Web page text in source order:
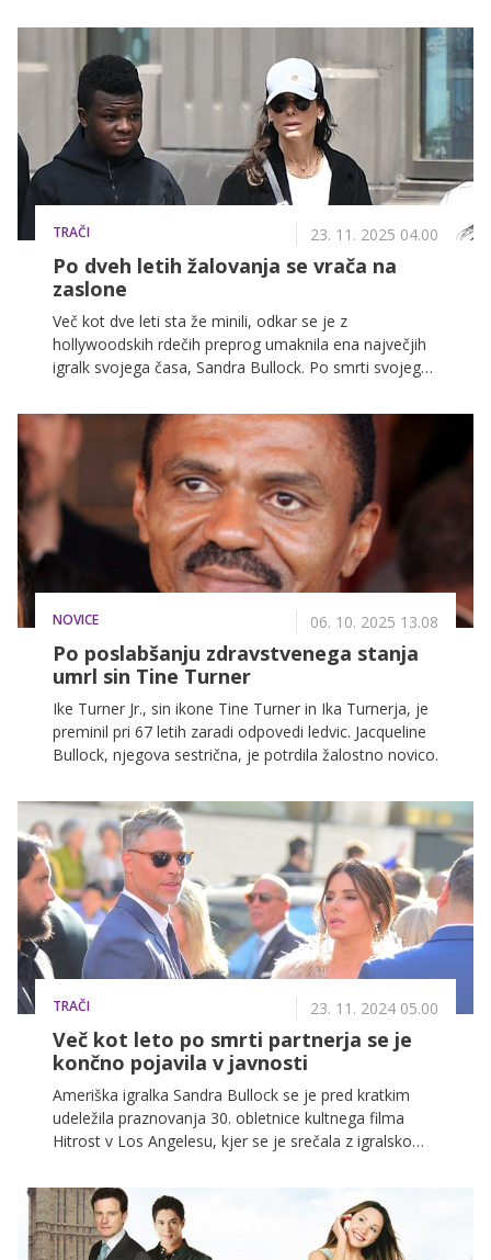
TRAČI 23. 11. 2025 04.00
Po dveh letih žalovanja se vrača na
zaslone
Več kot dve leti sta že minili, odkar se je z
hollywoodskih rdečih preprog umaknila ena največjih
igralk svojega časa, Sandra Bullock. Po smrti svojega
obdobju povsem posvetila družini in procesu
NOVICE 06. 10. 2025 13.08
Po poslabšanju zdravstvenega stanja
umrl sin Tine Turner
Ike Turner Jr., sin ikone Tine Turner in Ika Turnerja, je
preminil pri 67 letih zaradi odpovedi ledvic. Jacqueline
Bullock, njegova sestrična, je potrdila žalostno novico.
TRAČI 23. 11. 2024 05.00
Več kot leto po smrti partnerja se je
končno pojavila v javnosti
Ameriška igralka Sandra Bullock se je pred kratkim
udeležila praznovanja 30. obletnice kultnega filma
Hitrost v Los Angelesu, kjer se je srečala z igralsko
nastop po smrti dolgoletnega partnerja Bryana
Randalla, ki je preminil v začetku lanskega avgusta.